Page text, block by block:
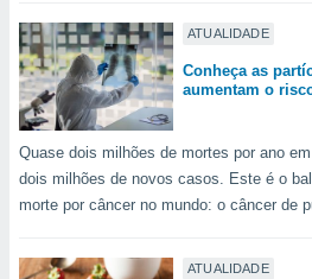
ATUALIDADE
Conheça as
aumentam o
Quase dois milhões de mortes por ano
dois milhões de novos casos. Este é o
morte por câncer no mundo: o câncer de
ATUALIDADE